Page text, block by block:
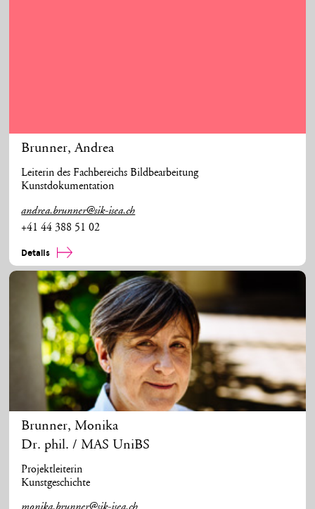
Brunner,Andrea
Leiterin des Fachbereichs Bildbearbeitung
Kunstdokumentation
andrea.brunner@sik-isea.ch
+41 44 388 51 02
Details
Brunner,Monika
Dr. phil. / MAS UniBS
Projektleiterin
Kunstgeschichte